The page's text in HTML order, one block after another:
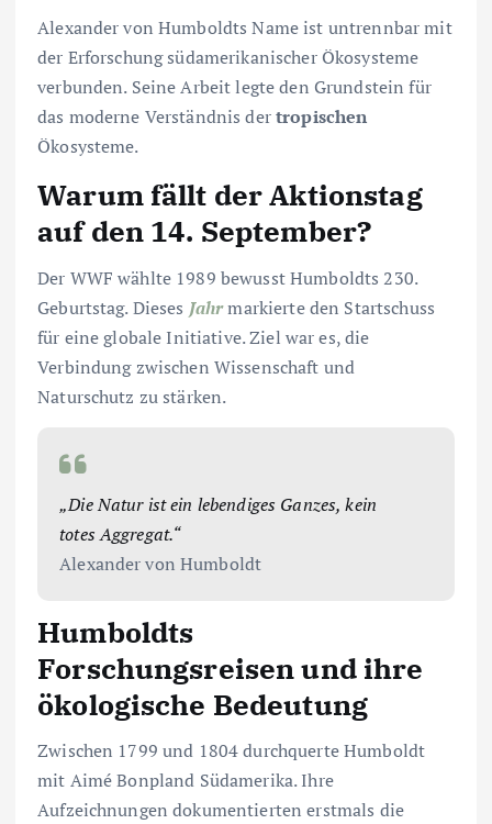
Alexander von Humboldts Name ist untrennbar mit
der Erforschung südamerikanischer Ökosysteme
verbunden. Seine Arbeit legte den Grundstein für
das moderne Verständnis dertropischen
Ökosysteme.
Warum fällt der Aktionstag
auf den 14. September?
Der WWF wählte 1989 bewusst Humboldts 230.
Geburtstag. Dieses Jahrmarkierte den Startschuss
für eine globale Initiative. Ziel war es, die
Verbindung zwischen Wissenschaft und
Naturschutz zu stärken.
„Die Natur ist ein lebendiges Ganzes, kein
totes Aggregat.“
Alexander von Humboldt
Humboldts
Forschungsreisen und ihre
ökologische Bedeutung
Zwischen 1799 und 1804 durchquerte Humboldt
mit Aimé Bonpland Südamerika. Ihre
Aufzeichnungen dokumentierten erstmals die